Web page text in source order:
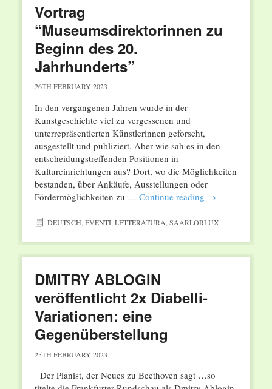
Vortrag
“Museumsdirektorinnen zu
Beginn des 20.
Jahrhunderts”
26TH FEBRUARY 2023
In den vergangenen Jahren wurde in der
Kunstgeschichte viel zu vergessenen und
unterrepräsentierten Künstlerinnen geforscht,
ausgestellt und publiziert. Aber wie sah es in den
entscheidungstreffenden Positionen in
Kultureinrichtungen aus? Dort, wo die Möglichkeiten
bestanden, über Ankäufe, Ausstellungen oder
Fördermöglichkeiten zu … Continue reading →
DEUTSCH EVENTI, LETTERATURA SAARLORLUX
DMITRY ABLOGIN
veröffentlicht 2x Diabelli-
Variationen: eine
Gegenüberstellung
25TH FEBRUARY 2023
Der Pianist, der Neues zu Beethoven sagt …so